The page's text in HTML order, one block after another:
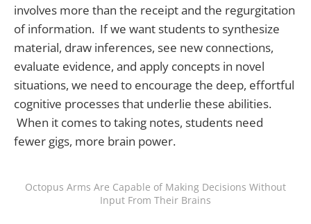
involves more than the receipt and the regurgitation
of information. If we want students to synthesize
material, draw inferences, see new connections,
evaluate evidence, and apply concepts in novel
situations, we need to encourage the deep, effortful
cognitive processes that underlie these abilities.
When it comes to taking notes, students need
fewer gigs, more brain power.
Octopus Arms Are Capable of Making Decisions Without
Input From Their Brains